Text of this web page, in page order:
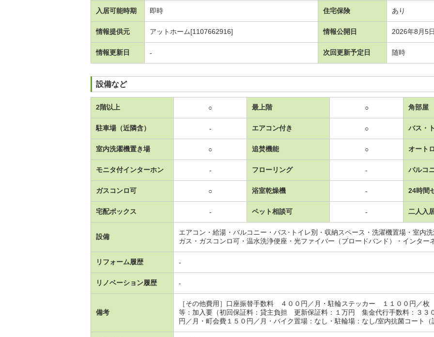
入居可能時期 即時 住宅保険 あり
情報提供元 アットホーム[1107662916] 情報公開日 2026年8月5日
情報更新日 - 次回更新予定日 随時
設備など
2階以上 ○ 最上階 ○ 角部屋
駐車場（近隣含） - エアコン付き ○ バス・
室内洗濯機置き場 ○ 追焚機能 ○ オート
モニタ付インターホン - フローリング - バルコ
ガスコンロ可 ○ 浴室乾燥機 - 24時間
宅配ボックス - ペット相談可 - 二人入
設備
エアコン・給湯・バルコニー・バス･トイレ別・収納スペース・洗濯機置場・室内
ガス・ガスコンロ可・温水洗浄便座・光ファイバー（ブロードバンド）・インター
リフォーム履歴 -
リノベーション履歴 -
備考
［その他費用］口座振替手数料 ４００円／月・駐輪ステッカー １１００円／
等：加入要（初回保証料：貸主負担 更新保証料：１万円 集金代行手数料：３３
円／月・町会費１５０円／月・バイク置場：なし・駐輪場：なし/室内抗菌コート（